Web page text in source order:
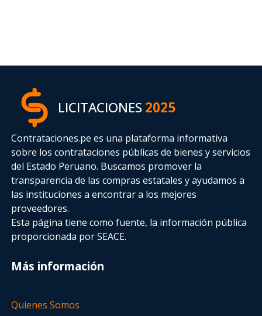
LICITACIONES2025
Contrataciones.pe es una plataforma informativa
sobre los contrataciones públicas de bienes y servicios
del Estado Peruano. Buscamos promover la
transparencia de las compras estatalesy ayudamos a
las instituciones a encontrar a los mejores
proveedores.
Esta página tiene como fuente, la información pública
proporcionada por SEACE.
Más información
Quienes Somos